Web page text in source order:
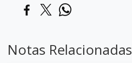
Notas Relacionadas